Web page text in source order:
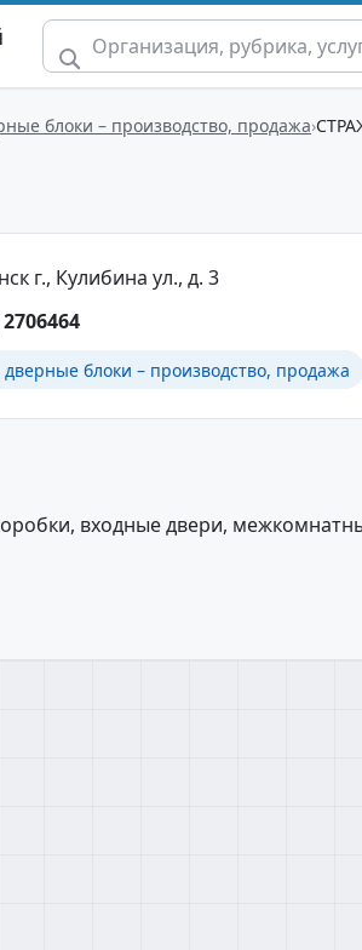
блоки – производство, продажа
г., Кулибина ул., д. 3
блоки – производство, продажа
входные двери,